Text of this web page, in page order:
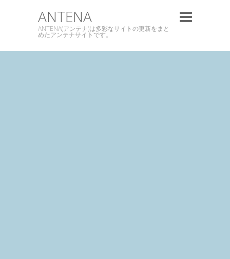
ANTENA
ANTENA(アンテナ)は多彩なサイトの更新をまと
めたアンテナサイトです。